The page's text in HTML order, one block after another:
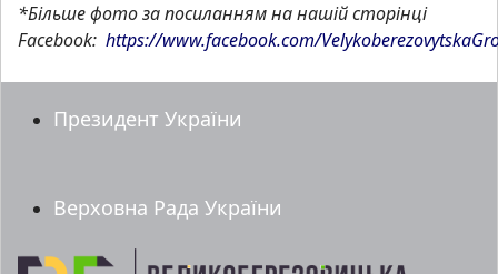
*Більше фото за посиланням на нашій сторінці
Facebook: https://www.facebook.com/
Президент України
Верховна Рада України